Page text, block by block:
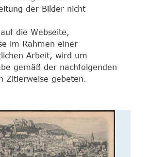
der Bilder nicht
die Webseite,
im Rahmen einer
Arbeit, wird um
gemäß der nachfolgenden
Zitierweise gebeten.